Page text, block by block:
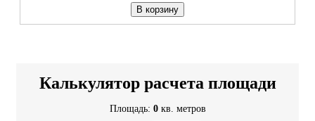
В корзину
Калькулятор расчета площади
Площадь: 0 кв. метров